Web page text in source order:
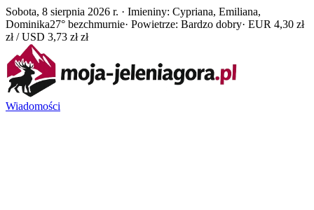
Sobota, 8 sierpnia 2026 r. · Imieniny: Cypriana, Emiliana,
Dominika27° bezchmurnie· Powietrze: Bardzo dobry· EUR 4,30 zł
zł / USD 3,73 zł zł
Wiadomości